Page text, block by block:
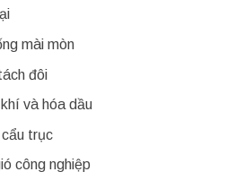
mài mòn
đôi
và hóa dầu
trục
công nghiệp